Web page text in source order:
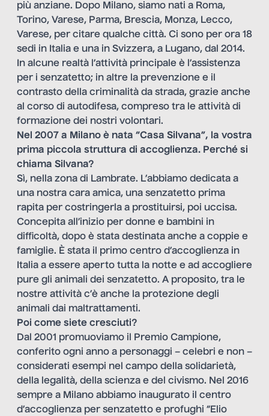
più anziane. Dopo Milano, siamo nati a Roma,
Torino, Varese, Parma, Brescia, Monza, Lecco,
Varese, per citare qualche città. Ci sono per ora 18
sedi in Italia e una in Svizzera, a Lugano, dal 2014.
In alcune realtà l’attività principale è l’assistenza
per i senzatetto; in altre la prevenzione e il
contrasto della criminalità da strada, grazie anche
al corso di autodifesa, compreso tra le attività di
formazione dei nostri volontari.
Nel 2007 a Milano è nata “Casa Silvana”, la vostra
prima piccola struttura di accoglienza. Perché si
chiama Silvana?
Sì, nella zona di Lambrate. L’abbiamo dedicata a
una nostra cara amica, una senzatetto prima
rapita per costringerla a prostituirsi, poi uccisa.
Concepita all’inizio per donne e bambini in
difficoltà, dopo è stata destinata anche a coppie e
famiglie. È stata il primo centro d’accoglienza in
Italia a essere aperto tutta la notte e ad accogliere
pure gli animali dei senzatetto. A proposito, tra le
nostre attività c’è anche la protezione degli
animali dai maltrattamenti.
Poi come siete cresciuti?
Dal 2001 promuoviamo il Premio Campione,
conferito ogni anno a personaggi – celebri e non –
considerati esempi nel campo della solidarietà,
della legalità, della scienza e del civismo. Nel 2016
sempre a Milano abbiamo inaugurato il centro
d’accoglienza per senzatetto e profughi “Elio